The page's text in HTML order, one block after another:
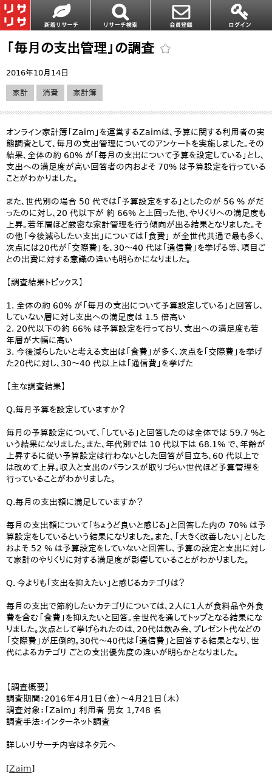
「毎月の支出管理」の調査
2016年10月14日
家計 消費 家計簿
オンライン家計簿「Zaim」を運営するZaimは、予算に関する利用者の実
態調査として、毎月の支出管理についてのアンケートを実施しました。その
結果、全体の約 60% が「毎月の支出について予算を設定している」とし、
支出への満足度が高い回答者の内およそ 70% は予算設定を行っている
ことがわかりました。
また、世代別の場合 50 代では「予算設定をする」としたのが 56 % がだ
ったのに対し、20 代以下が 約 66% と上回った他、やりくりへの満足度も
上昇。若年層ほど厳密な家計管理を行う傾向が出る結果となりました。そ
の他「今後減らしたい支出」については「食費」 が全世代共通で最も多く、
次点には20代が「交際費」を、30〜40 代は「通信費」を挙げる等、項目ご
との出費に対する意識の違いも明らかになりました。
【調査結果トピックス】
1. 全体の約 60% が「毎月の支出について予算設定している」と回答し、
していない層に対し支出への満足度は 1.5 倍高い
2. 20代以下の約 66% は予算設定を行っており、支出への満足度も若
年層が大幅に高い
3. 今後減らしたいと考える支出は「食費」が多く、次点を「交際費」を挙げ
た20代に対し、30〜40 代以上は「通信費」を挙げた
【主な調査結果】
Q.毎月予算を設定していますか？
毎月の予算設定について、「している」と回答したのは全体では 59.7 %と
いう結果になりました。また、年代別では 10 代以下は 68.1% で、年齢が
上昇するに従い予算設定は行わないとした回答が目立ち、60 代以上で
は改めて上昇。収入と支出のバランスが取りづらい世代ほど予算管理を
行っていることがわかりました。
Q.毎月の支出額に満足していますか？
毎月の支出額について「ちょうど良いと感じる」と回答した内の 70% は予
算設定をしているという結果になりました。また、「大きく改善したい」とした
およそ 52 % は予算設定をしていないと回答し、予算の設定と支出に対し
て家計のやりくりに対する満足度が影響していることがわかりました。
Q．今よりも「支出を抑えたい」と感じるカテゴリは？
毎月の支出で節約したいカテゴリについては、2人に1人が食料品や外食
費を含む「食費」を抑えたいと回答。全世代を通してトップとなる結果にな
りました。次点として挙げられたのは、20代は飲み会、プレゼント代などの
「交際費」が圧倒的。30代〜40代は「通信費」と回答する結果となり、世
代によるカテゴリ ごとの支出優先度の違いが明らかとなりました。
【調査概要】
調査期間：2016年4月1日（金）〜4月21日（木）
調査対象：「Zaim」 利用者 男女 1,748 名
調査手法：インターネット調査
詳しいリサーチ内容はネタ元へ
[Zaim]